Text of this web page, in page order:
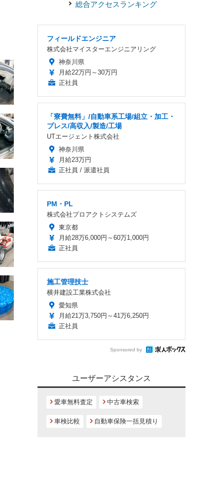
総合アクセスランキング
フィールドエンジニア
株式会社マイスターエンジニアリング
神奈川県
月給22万円～30万円
正社員
「寮費無料」/自動車系工場/組立・加工・
プレス/高収入/製造/工場
UTエージェント株式会社
神奈川県
月給23万円
正社員 / 派遣社員
PM・PL
株式会社プロアクトシステムズ
東京都
月給28万6,000円～60万1,000円
正社員
施工管理技士
横井建設工業株式会社
愛知県
月給21万3,750円～41万6,250円
正社員
Sponsored by
ユーザーアシスタンス
愛車無料査定 中古車検索
車検比較 自動車保険一括見積り